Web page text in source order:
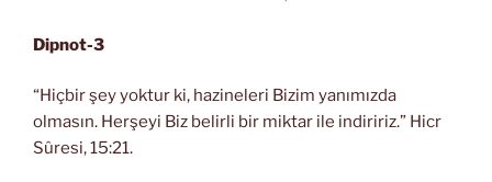
Dipnot-3
“Hiçbir şey yoktur ki, hazineleri Bizim yanımızda
olmasın. Herşeyi Biz belirli bir miktar ile indiririz.” Hicr
Sûresi, 15:21.